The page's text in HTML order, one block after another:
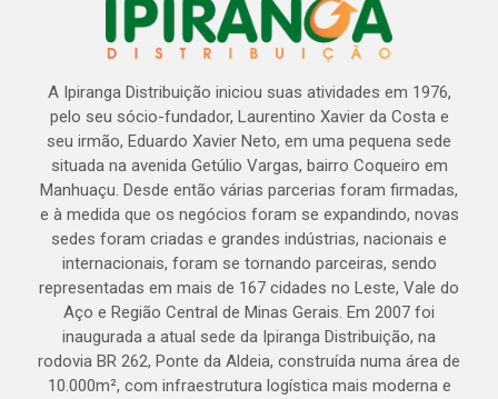
A Ipiranga Distribuição iniciou suas atividades em 1976,
pelo seu sócio-fundador, Laurentino Xavier da Costa e
seu irmão, Eduardo Xavier Neto, em uma pequena sede
situada na avenida Getúlio Vargas, bairro Coqueiro em
Manhuaçu. Desde então várias parcerias foram firmadas,
e à medida que os negócios foram se expandindo, novas
sedes foram criadas e grandes indústrias, nacionais e
internacionais, foram se tornando parceiras, sendo
representadas em mais de 167 cidades no Leste, Vale do
Aço e Região Central de Minas Gerais. Em 2007 foi
inaugurada a atual sede da Ipiranga Distribuição, na
rodovia BR 262, Ponte da Aldeia, construída numa área de
10.000m², com infraestrutura logística mais moderna e